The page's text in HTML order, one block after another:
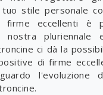
stile personale
firme eccellenti è
nostra pluriennale
ci dà la
di firme
l'evoluzione